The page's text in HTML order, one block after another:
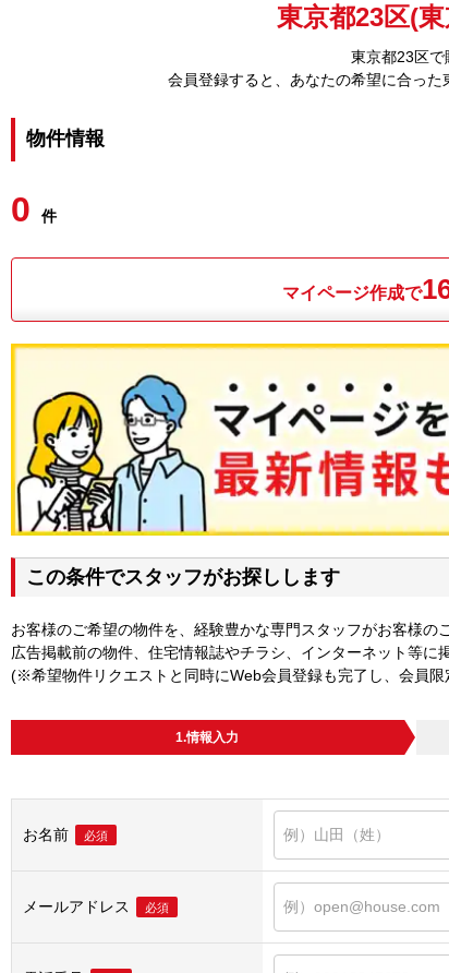
東京都23区(
東京都23区で
会員登録すると、あなたの希望に合った
物件情報
0 件
マイページ作成で
この条件でスタッフがお探しします
お客様のご希望の物件を、経験豊かな専門スタッフがお客様の
広告掲載前の物件、住宅情報誌やチラシ、インターネット等に
(※希望物件リクエストと同時にWeb会員登録も完了し、会員
1.情報入力
お名前 必須
メールアドレス 必須